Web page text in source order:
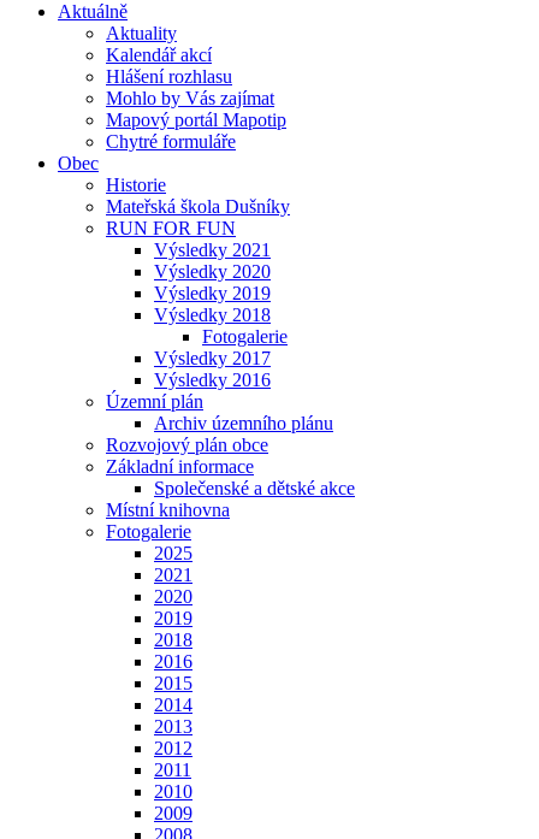
Aktuálně
Aktuality
Kalendář akcí
Hlášení rozhlasu
Mohlo by Vás zajímat
Mapový portál Mapotip
Chytré formuláře
Obec
Historie
Mateřská škola Dušníky
RUN FOR FUN
Výsledky 2021
Výsledky 2020
Výsledky 2019
Výsledky 2018
Fotogalerie
Výsledky 2017
Výsledky 2016
Územní plán
Archiv územního plánu
Rozvojový plán obce
Základní informace
Společenské a dětské akce
Místní knihovna
Fotogalerie
2025
2021
2020
2019
2018
2016
2015
2014
2013
2012
2011
2010
2009
2008